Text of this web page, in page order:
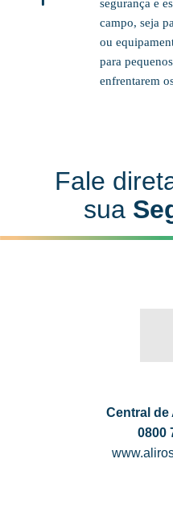
segurança e
campo, seja
ou
para
enfrentarem
Fale
sua
Central de
0800